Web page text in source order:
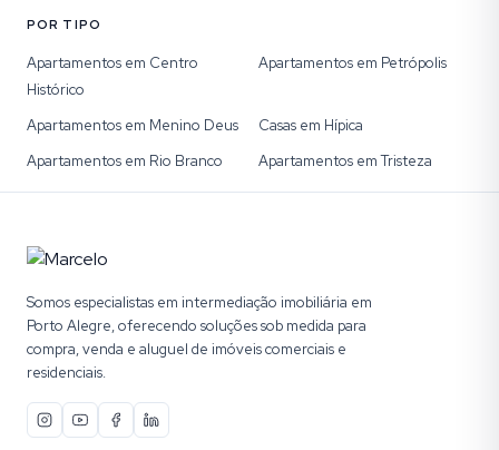
POR TIPO
Apartamentos em Centro
Histórico
Apartamentos em Petrópolis
Apartamentos em Menino Deus
Casas em Hípica
Apartamentos em Rio Branco
Apartamentos em Tristeza
Somos especialistas em intermediação imobiliária em
Porto Alegre, oferecendo soluções sob medida para
compra, venda e aluguel de imóveis comerciais e
residenciais.